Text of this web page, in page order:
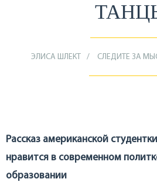
ЭЛИСА ШЛЕКТ СЛЕДИТЕ ЗА
Рассказ американской
нравится в современном
образовании